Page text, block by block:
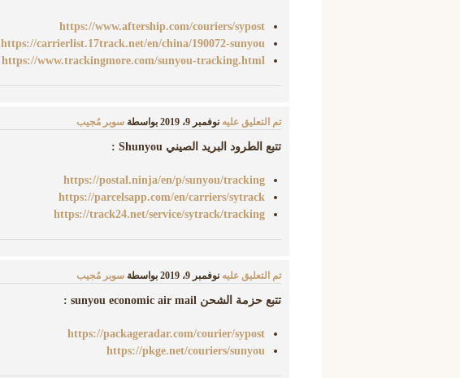
https://www.aftership.com/couriers/sypost
https://carrierlist.17track.net/en/china/190072-sunyou
https://www.trackingmore.com/sunyou-tracking.html
تم التعليق عليه نوفمبر 9، 2019 بواسطة سوبر مُجيب
تتبع الطرود البريد الصيني Shunyou :
https://postal.ninja/en/p/sunyou/tracking
https://parcelsapp.com/en/carriers/sytrack
https://track24.net/service/sytrack/tracking
تم التعليق عليه نوفمبر 9، 2019 بواسطة سوبر مُجيب
تتبع حزمة الشحن sunyou economic air mail :
https://packageradar.com/courier/sypost
https://pkge.net/couriers/sunyou